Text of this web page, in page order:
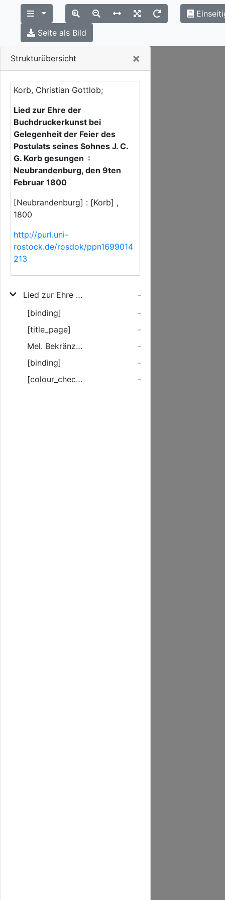
Strukturübersicht ×
Korb, Christian Gottlob;
Lied zur Ehre der
Buchdruckerkunst bei
Gelegenheit der Feier des
Postulats seines Sohnes J. C.
G. Korb gesungen :
Neubrandenburg, den 9ten
Februar 1800
[Neubrandenburg] : [Korb] ,
1800
http://purl.uni-
rostock.de/rosdok/ppn1699014
213
Lied zur Ehre der Buchdruckerkunst bei Gelegenheit der Feier des Postulats seines Sohnes J. C. G. Korb gesungen
-
[binding]
-
[title_page]
-
Mel. Bekränzt mit Laub u. s. w.
-
[binding]
-
[colour_checker]
-
Seite als Bild